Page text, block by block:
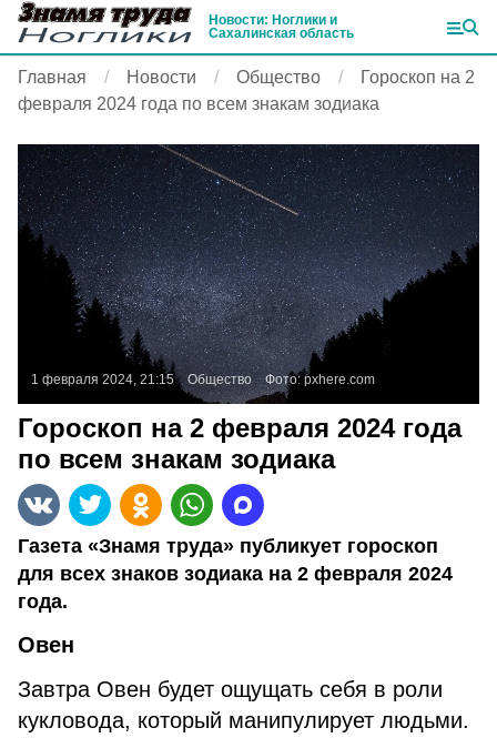
Новости: Ноглики и
Сахалинская область
Главная Новости Общество
Гороскоп на 2
февраля 2024 года по всем знакам зодиака
1 февраля 2024, 21:15 Общество Фото: pxhere.com
Гороскоп на 2 февраля 2024 года
по всем знакам зодиака
Газета «Знамя труда» публикует гороскоп
для всех знаков зодиака на 2 февраля 2024
года.
Овен
Завтра Овен будет ощущать себя в роли
кукловода, который манипулирует людьми.